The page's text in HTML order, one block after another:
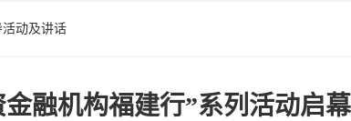
活动及讲话
金融机构福建行”系列活动启幕